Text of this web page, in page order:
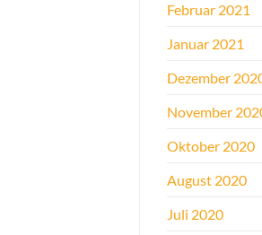
Februar 2021
Januar 2021
Dezember
November
Oktober 2020
August 2020
Juli 2020